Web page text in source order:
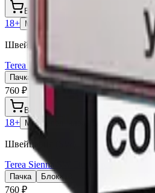
В корзину
18+ Мне исполнилось 18 лет
Швейцария (SW)
Terea Russet SW Duty Free
Пачка Блок×10
760 ₽
В корзину
18+ Мне исполнилось 18 лет
Швейцария (SW)
Terea Sienna SW Duty Free
Пачка Блок×10
760 ₽